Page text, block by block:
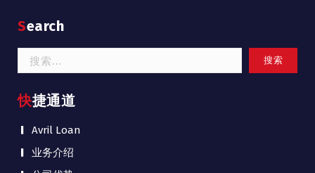
Search
索：
快捷通道
Avril Loan
业务介绍